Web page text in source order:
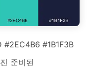
#2EC4B6 #1B1F3B
준비된